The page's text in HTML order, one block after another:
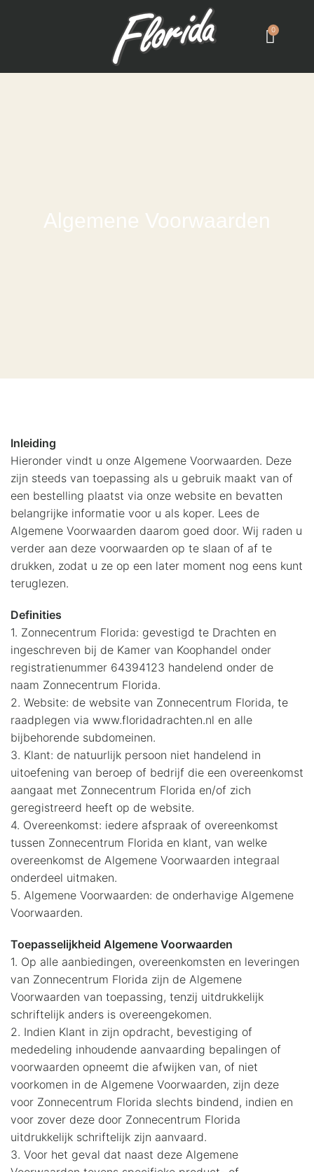
0
Algemene Voorwaarden
Inleiding
Hieronder vindt u onze Algemene Voorwaarden. Deze
zijn steeds van toepassing als u gebruik maakt van of
een bestelling plaatst via onze website en bevatten
belangrijke informatie voor u als koper. Lees de
Algemene Voorwaarden daarom goed door. Wij raden u
verder aan deze voorwaarden op te slaan of af te
drukken, zodat u ze op een later moment nog eens kunt
teruglezen.
Definities
1. Zonnecentrum Florida: gevestigd te Drachten en
ingeschreven bij de Kamer van Koophandel onder
registratienummer 64394123 handelend onder de
naam Zonnecentrum Florida.
2. Website: de website van Zonnecentrum Florida, te
raadplegen via www.floridadrachten.nl en alle
bijbehorende subdomeinen.
3. Klant: de natuurlijk persoon niet handelend in
uitoefening van beroep of bedrijf die een overeenkomst
aangaat met Zonnecentrum Florida en/of zich
geregistreerd heeft op de website.
4. Overeenkomst: iedere afspraak of overeenkomst
tussen Zonnecentrum Florida en klant, van welke
overeenkomst de Algemene Voorwaarden integraal
onderdeel uitmaken.
5. Algemene Voorwaarden: de onderhavige Algemene
Voorwaarden.
Toepasselijkheid Algemene Voorwaarden
1. Op alle aanbiedingen, overeenkomsten en leveringen
van Zonnecentrum Florida zijn de Algemene
Voorwaarden van toepassing, tenzij uitdrukkelijk
schriftelijk anders is overeengekomen.
2. Indien Klant in zijn opdracht, bevestiging of
mededeling inhoudende aanvaarding bepalingen of
voorwaarden opneemt die afwijken van, of niet
voorkomen in de Algemene Voorwaarden, zijn deze
voor Zonnecentrum Florida slechts bindend, indien en
voor zover deze door Zonnecentrum Florida
uitdrukkelijk schriftelijk zijn aanvaard.
3. Voor het geval dat naast deze Algemene